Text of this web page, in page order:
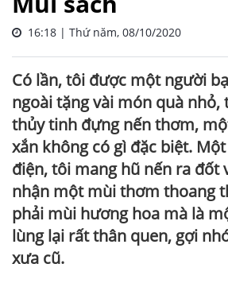
16:18 | Thứ năm, 08/10/2020
Có lần, tôi được một người
ngoài tặng vài món quà nhỏ,
thủy tinh đựng nến thơm,
xắn không có gì đặc biệt.
điện, tôi mang hũ nến ra đốt
nhận một mùi thơm thoang
phải mùi hương hoa mà là
lùng lại rất thân quen, gợi
xưa cũ.